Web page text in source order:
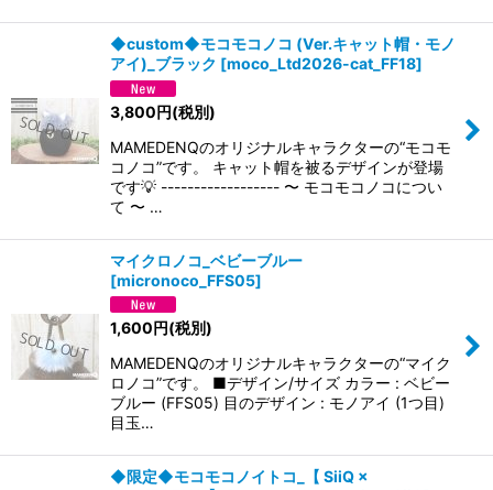
◆custom◆モコモコノコ (Ver.キャット帽・モノ
アイ)_ブラック [moco_Ltd2026-cat_FF18]
3,800円(税別)
MAMEDENQのオリジナルキャラクターの“モコモ
コノコ”です。 キャット帽を被るデザインが登場
です💡 ------------------ 〜 モコモコノコについ
て 〜 …
マイクロノコ_ベビーブルー
[micronoco_FFS05]
1,600円(税別)
MAMEDENQのオリジナルキャラクターの“マイク
ロノコ”です。 ■デザイン/サイズ カラー : ベビー
ブルー (FFS05) 目のデザイン : モノアイ (1つ目)
目玉…
◆限定◆モコモコノイトコ_【 SiiQ ×